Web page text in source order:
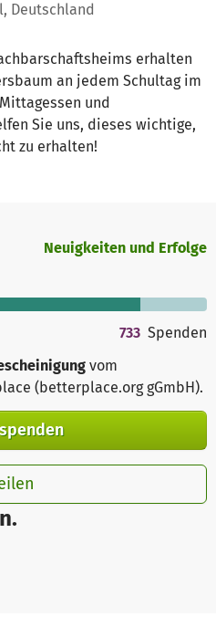
Deutschland
erhalten
an jedem Schultag im
und
Sie uns, dieses wichtige,
zu erhalten!
Neuigkeiten und Erfolge
733 Spenden
vom
(betterplace.org gGmbH).